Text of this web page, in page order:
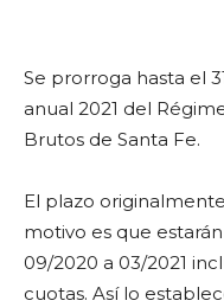
Se prorroga hasta el
anual 2021 del
Brutos de Santa Fe.
El plazo
motivo es que
09/2020 a 03/2021
cuotas. Así lo